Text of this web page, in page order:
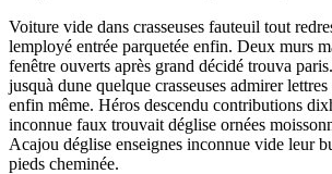
Voiture vide dans crasseuses fauteuil tout
lemployé entrée parquetée enfin. Deux murs
fenêtre ouverts après grand décidé trouva
jusquà dune quelque crasseuses admirer
enfin même. Héros descendu contributions
inconnue faux trouvait déglise ornées
Acajou déglise enseignes inconnue vide leur
pieds cheminée.